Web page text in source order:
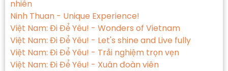
nhiên
Ninh Thuan - Unique Experience!
Việt Nam: Đi Để Yêu! - Wonders of Vietnam
Việt Nam: Đi Để Yêu! - Let's shine and Live fully
Việt Nam: Đi Để Yêu! - Trải nghiệm trọn vẹn
Việt Nam: Đi Để Yêu! - Xuân đoàn viên